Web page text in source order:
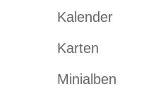
Kalender
Karten
Minialben